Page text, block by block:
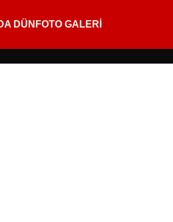
DÜN FOTO GALERİ